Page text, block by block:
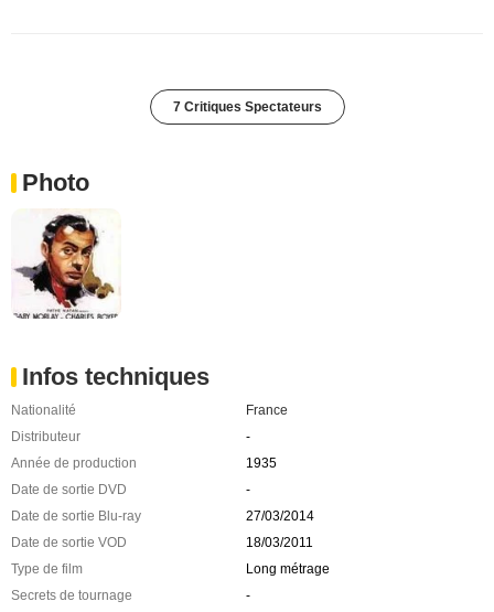
7 Critiques Spectateurs
Photo
Infos techniques
Nationalité
France
Distributeur
-
Année de production
1935
Date de sortie DVD
-
Date de sortie Blu-ray
27/03/2014
Date de sortie VOD
18/03/2011
Type de film
Long métrage
Secrets de tournage
-